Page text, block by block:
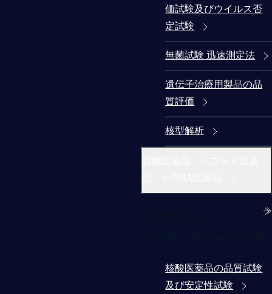
価試験及びウイルス否
定試験
無菌試験 迅速測定法
遺伝子治療用製品の品
質評価
核型解析
核酸医薬品の品質試験
及び安定性試験